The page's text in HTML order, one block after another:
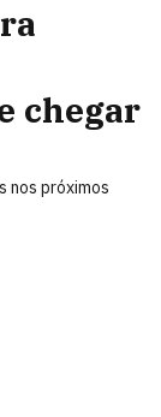
chegar
nos próximos